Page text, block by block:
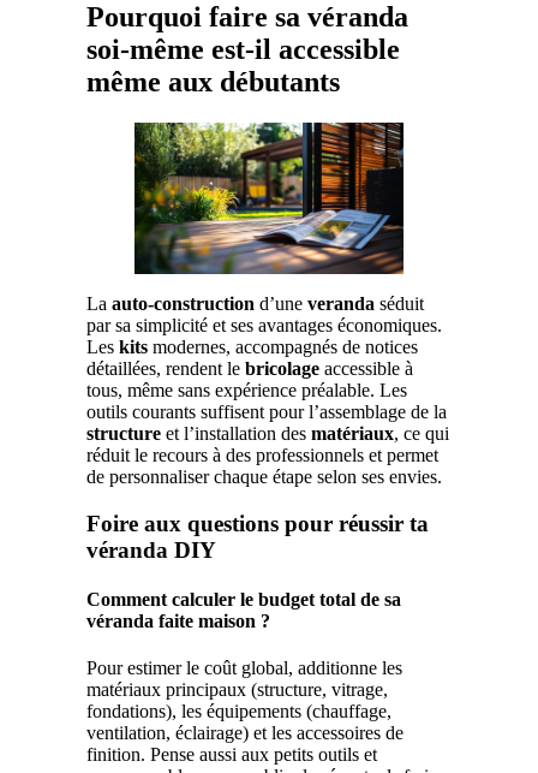
Pourquoi faire sa véranda
soi-même est-il accessible
même aux débutants
La auto-construction d’une veranda séduit
par sa simplicité et ses avantages économiques.
Les kits modernes, accompagnés de notices
détaillées, rendent le bricolage accessible à
tous, même sans expérience préalable. Les
outils courants suffisent pour l’assemblage de la
structure et l’installation des matériaux, ce qui
réduit le recours à des professionnels et permet
de personnaliser chaque étape selon ses envies.
Foire aux questions pour réussir ta
véranda DIY
Comment calculer le budget total de sa
véranda faite maison ?
Pour estimer le coût global, additionne les
matériaux principaux (structure, vitrage,
fondations), les équipements (chauffage,
ventilation, éclairage) et les accessoires de
finition. Pense aussi aux petits outils et